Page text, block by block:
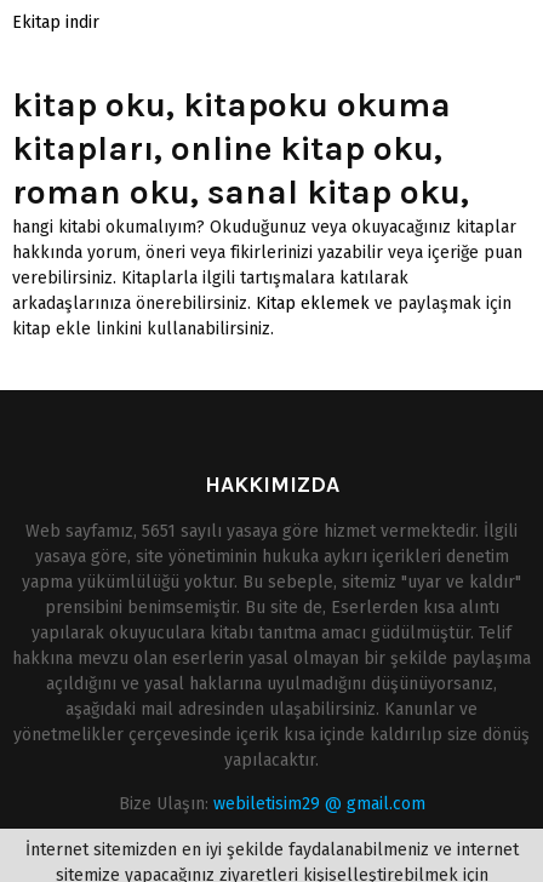
Ekitap indir
kitap oku, kitapoku okuma
kitapları, online kitap oku,
roman oku, sanal kitap oku,
hangi kitabi okumalıyım? Okuduğunuz veya okuyacağınız kitaplar
hakkında yorum, öneri veya fikirlerinizi yazabilir veya içeriğe puan
verebilirsiniz. Kitaplarla ilgili tartışmalara katılarak
arkadaşlarınıza önerebilirsiniz. Kitap eklemek ve paylaşmak için
kitap ekle linkini kullanabilirsiniz.
HAKKIMIZDA
Web sayfamız, 5651 sayılı yasaya göre hizmet vermektedir. İlgili
yasaya göre, site yönetiminin hukuka aykırı içerikleri denetim
yapma yükümlülüğü yoktur. Bu sebeple, sitemiz "uyar ve kaldır"
prensibini benimsemiştir. Bu site de, Eserlerden kısa alıntı
yapılarak okuyuculara kitabı tanıtma amacı güdülmüştür. Telif
hakkına mevzu olan eserlerin yasal olmayan bir şekilde paylaşıma
açıldığını ve yasal haklarına uyulmadığını düşünüyorsanız,
aşağıdaki mail adresinden ulaşabilirsiniz. Kanunlar ve
yönetmelikler çerçevesinde içerik kısa içinde kaldırılıp size dönüş
yapılacaktır.
Bize Ulaşın: webiletisim29 @ gmail.com
İnternet sitemizden en iyi şekilde faydalanabilmeniz ve internet
sitemize yapacağınız ziyaretleri kişiselleştirebilmek için